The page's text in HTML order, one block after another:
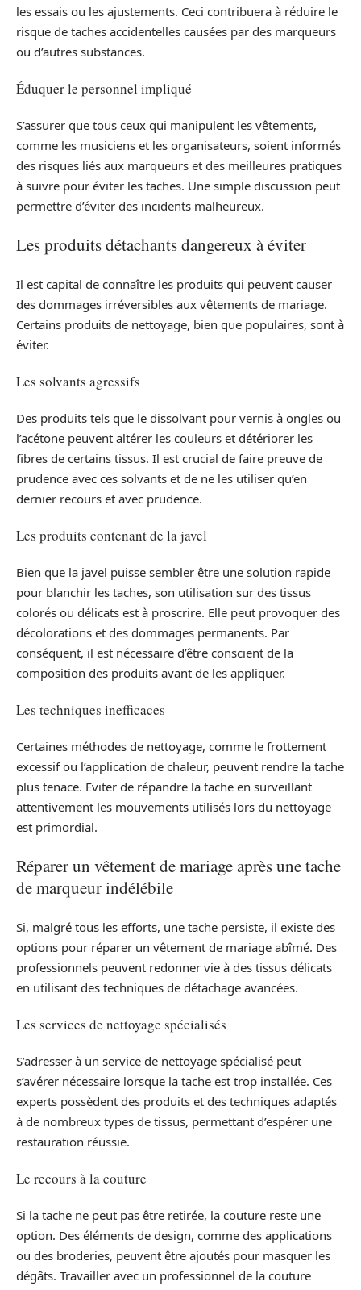
les essais ou les ajustements. Ceci contribuera à réduire le
risque de taches accidentelles causées par des marqueurs
ou d’autres substances.
Éduquer le personnel impliqué
S’assurer que tous ceux qui manipulent les vêtements,
comme les musiciens et les organisateurs, soient informés
des risques liés aux marqueurs et des meilleures pratiques
à suivre pour éviter les taches. Une simple discussion peut
permettre d’éviter des incidents malheureux.
Les produits détachants dangereux à éviter
Il est capital de connaître les produits qui peuvent causer
des dommages irréversibles aux vêtements de mariage.
Certains produits de nettoyage, bien que populaires, sont à
éviter.
Les solvants agressifs
Des produits tels que le dissolvant pour vernis à ongles ou
l’acétone peuvent altérer les couleurs et détériorer les
fibres de certains tissus. Il est crucial de faire preuve de
prudence avec ces solvants et de ne les utiliser qu’en
dernier recours et avec prudence.
Les produits contenant de la javel
Bien que la javel puisse sembler être une solution rapide
pour blanchir les taches, son utilisation sur des tissus
colorés ou délicats est à proscrire. Elle peut provoquer des
décolorations et des dommages permanents. Par
conséquent, il est nécessaire d’être conscient de la
composition des produits avant de les appliquer.
Les techniques inefficaces
Certaines méthodes de nettoyage, comme le frottement
excessif ou l’application de chaleur, peuvent rendre la tache
plus tenace. Eviter de répandre la tache en surveillant
attentivement les mouvements utilisés lors du nettoyage
est primordial.
Réparer un vêtement de mariage après une tache
de marqueur indélébile
Si, malgré tous les efforts, une tache persiste, il existe des
options pour réparer un vêtement de mariage abîmé. Des
professionnels peuvent redonner vie à des tissus délicats
en utilisant des techniques de détachage avancées.
Les services de nettoyage spécialisés
S’adresser à un service de nettoyage spécialisé peut
s’avérer nécessaire lorsque la tache est trop installée. Ces
experts possèdent des produits et des techniques adaptés
à de nombreux types de tissus, permettant d’espérer une
restauration réussie.
Le recours à la couture
Si la tache ne peut pas être retirée, la couture reste une
option. Des éléments de design, comme des applications
ou des broderies, peuvent être ajoutés pour masquer les
dégâts. Travailler avec un professionnel de la couture